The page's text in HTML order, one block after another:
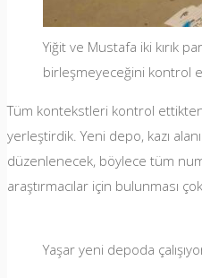
Yiğit ve Mustafa iki kırık
birleşmeyeceğini kontrol
Tüm kontekstleri kontrol
yerleştirdik. Yeni depo, kazı
düzenlenecek, böylece tüm
araştırmacılar için bulunması
Yaşar yeni depoda